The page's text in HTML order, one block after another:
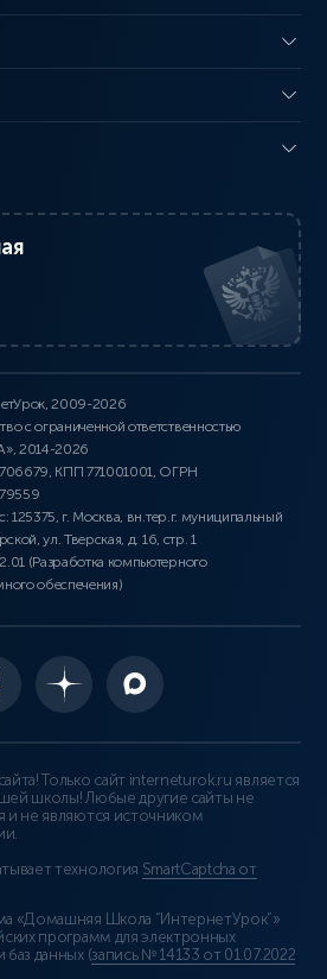
2009-2026
с ограниченной ответственностью
2014-2026
КПП 771001001, ОГРН
125375, г. Москва, вн.тер.г. муниципальный
ул. Тверская, д. 16, стр. 1
(Разработка компьютерного
обеспечения)
Только сайт interneturok.ru является
школы! Любые другие сайты не
не являются источником
технология SmartCaptcha от
«Домашняя Школа “ИнтернетУрок”»
программ для электронных
данных (запись № 14133 от 01.07.2022